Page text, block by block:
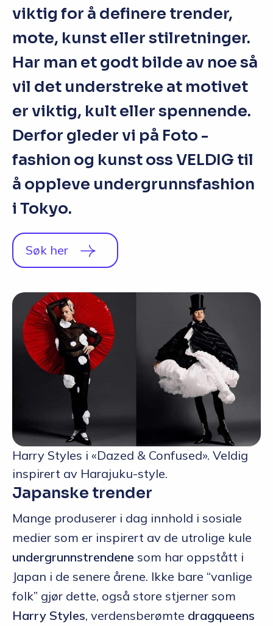
viktig for å definere trender,
mote, kunst eller stilretninger.
Har man et godt bilde av noe så
vil det understreke at motivet
er viktig, kult eller spennende.
Derfor gleder vi på Foto -
fashion og kunst oss VELDIG til
å oppleve undergrunnsfashion
i Tokyo.
Søk her
Harry Styles i «Dazed & Confused». Veldig
inspirert av Harajuku-style.
Japanske trender
Mange produserer i dag innhold i sosiale
medier som er inspirert av de utrolige kule
undergrunnstrendene som har oppstått i
Japan i de senere årene. Ikke bare “vanlige
folk” gjør dette, også store stjerner som
Harry Styles, verdensberømte dragqueens